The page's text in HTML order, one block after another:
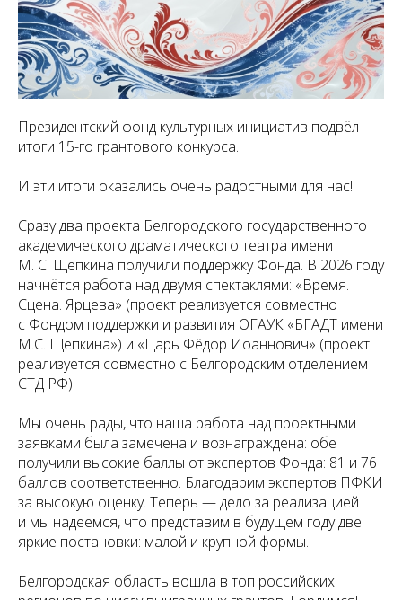
Президентский фонд культурных инициатив подвёл
итоги 15-го грантового конкурса.
И эти итоги оказались очень радостными для нас!
Сразу два проекта Белгородского государственного
академического драматического театра имени
М. С. Щепкина получили поддержку Фонда. В 2026 году
начнётся работа над двумя спектаклями: «Время.
Сцена. Ярцева» (проект реализуется совместно
с Фондом поддержки и развития ОГАУК «БГАДТ имени
М.С. Щепкина») и «Царь Фёдор Иоаннович» (проект
реализуется совместно с Белгородским отделением
СТД РФ).
Мы очень рады, что наша работа над проектными
заявками была замечена и вознаграждена: обе
получили высокие баллы от экспертов Фонда: 81 и 76
баллов соответственно. Благодарим экспертов ПФКИ
за высокую оценку. Теперь — дело за реализацией
и мы надеемся, что представим в будущем году две
яркие постановки: малой и крупной формы.
Белгородская область вошла в топ российских